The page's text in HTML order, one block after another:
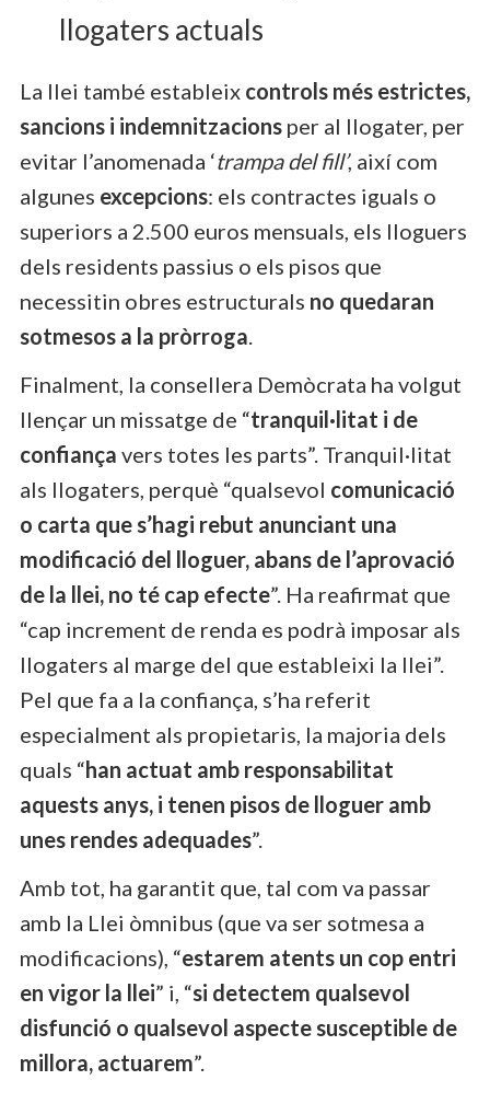
llogaters actuals
La llei també estableix controls més estrictes,
sancions i indemnitzacions per al llogater, per
evitar l’anomenada ‘trampa del fill’, així com
algunes excepcions: els contractes iguals o
superiors a 2.500 euros mensuals, els lloguers
dels residents passius o els pisos que
necessitin obres estructurals no quedaran
sotmesos a la pròrroga.
Finalment, la consellera Demòcrata ha volgut
llençar un missatge de “tranquil·litat i de
confiança vers totes les parts”. Tranquil·litat
als llogaters, perquè “qualsevol comunicació
o carta que s’hagi rebut anunciant una
modificació del lloguer, abans de l’aprovació
de la llei, no té cap efecte”. Ha reafirmat que
“cap increment de renda es podrà imposar als
llogaters al marge del que estableixi la llei”.
Pel que fa a la confiança, s’ha referit
especialment als propietaris, la majoria dels
quals “han actuat amb responsabilitat
aquests anys, i tenen pisos de lloguer amb
unes rendes adequades”.
Amb tot, ha garantit que, tal com va passar
amb la Llei òmnibus (que va ser sotmesa a
modificacions), “estarem atents un cop entri
en vigor la llei” i, “si detectem qualsevol
disfunció o qualsevol aspecte susceptible de
millora, actuarem”.